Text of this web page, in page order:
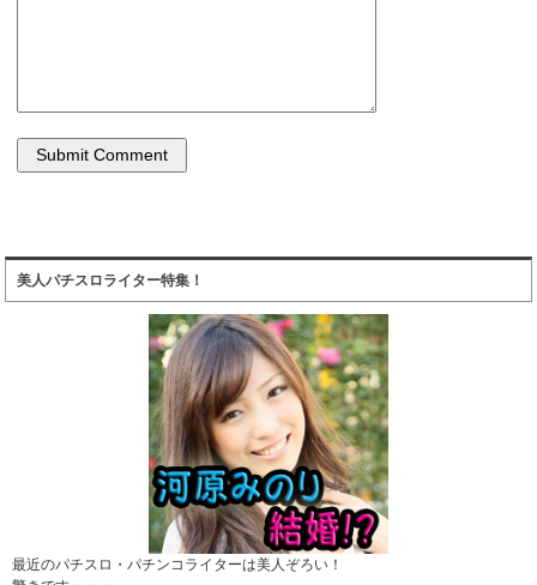
美人パチスロライター特集！
最近のパチスロ・パチンコライターは美人ぞろい！